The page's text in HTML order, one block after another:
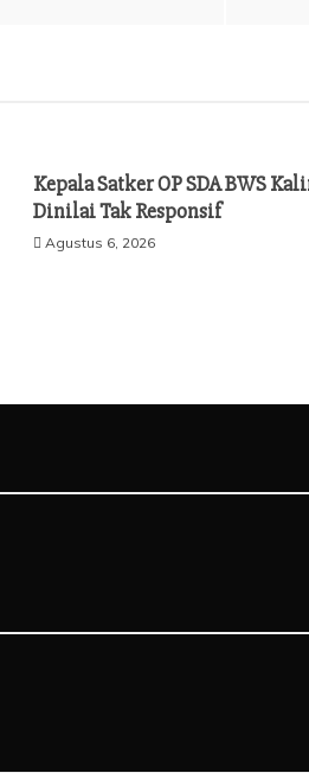
Kepala Satker OP SDA BWS
Dinilai Tak Responsif
Agustus 6, 2026